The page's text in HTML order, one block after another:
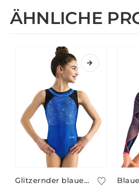
ÄHNLICHE
Glitzernder blauer Turnanzug ohne Arm – PEGGY/1